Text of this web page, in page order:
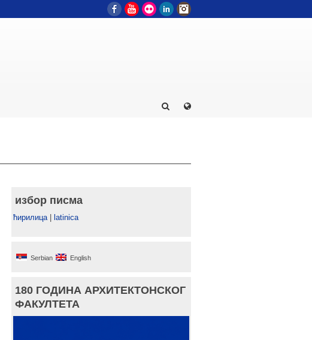
FacebookYouTube
Flickr LinkedIn
избор писма
ћирилица| latinica
Serbian English
180 ГОДИНА АРХИТЕКТОНСКОГ
ФАКУЛТЕТА